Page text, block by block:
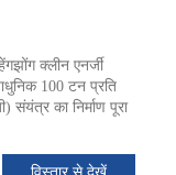
क्लीन एनर्जी
100 टन प्रति
संयंत्र का निर्माण पूरा